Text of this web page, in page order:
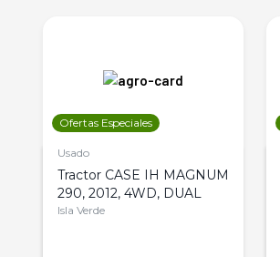
Ofertas Especiales
Usado
Tractor CASE IH MAGNUM
290, 2012, 4WD, DUAL
Isla Verde